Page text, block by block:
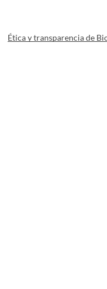
Ética y transparencia de